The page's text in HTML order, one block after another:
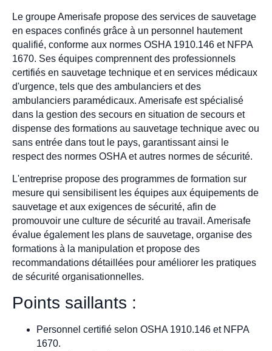
Le groupe Amerisafe propose des services de sauvetage
en espaces confinés grâce à un personnel hautement
qualifié, conforme aux normes OSHA 1910.146 et NFPA
1670. Ses équipes comprennent des professionnels
certifiés en sauvetage technique et en services médicaux
d'urgence, tels que des ambulanciers et des
ambulanciers paramédicaux. Amerisafe est spécialisé
dans la gestion des secours en situation de secours et
dispense des formations au sauvetage technique avec ou
sans entrée dans tout le pays, garantissant ainsi le
respect des normes OSHA et autres normes de sécurité.
L'entreprise propose des programmes de formation sur
mesure qui sensibilisent les équipes aux équipements de
sauvetage et aux exigences de sécurité, afin de
promouvoir une culture de sécurité au travail. Amerisafe
évalue également les plans de sauvetage, organise des
formations à la manipulation et propose des
recommandations détaillées pour améliorer les pratiques
de sécurité organisationnelles.
Points saillants :
Personnel certifié selon OSHA 1910.146 et NFPA
1670.